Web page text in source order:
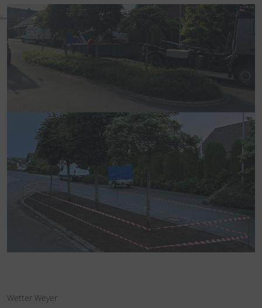
#weyer_eifel
Wetter Weyer